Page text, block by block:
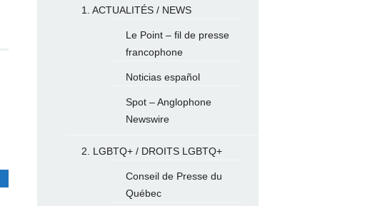
1. ACTUALITÉS / NEWS
Le Point – fil de presse
francophone
Noticias español
Spot – Anglophone
Newswire
2. LGBTQ+ / DROITS LGBTQ+
Conseil de Presse du
Québec